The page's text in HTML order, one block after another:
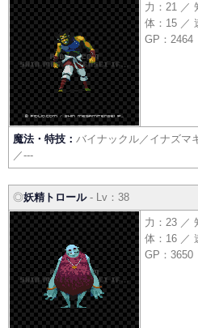
力：21 ／
体：15 ／
GP：2464
魔法・特技： バイナックル／イナズマ
／---
◎妖精トロール- Lv：38
力：23 ／
体：16 ／
GP：3650